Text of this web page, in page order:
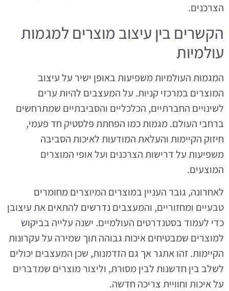
הצרכנים.
הקשרים בין עיצוב מוצרים למגמות
עולמיות
המגמות העולמיות משפיעות באופן ישיר על עיצוב
המוצרים במרכזי קניות. על המעצבים להיות ערים
לשינויים החברתיים, הכלכליים והסביבתיים שמתרחשים
ברחבי העולם. מגמות כמו הפחתת פלסטיק חד פעמי,
חיזוק הקיימות והעלאת המודעות לאיכות הסביבה
משפיעות על דרישות הצרכנים ועל אופי המוצרים
המוצעים.
לאחרונה, גובר העניין במוצרים המיוצרים מחומרים
טבעיים ומחזוריים, והמעצבים נדרשים להתאים את עיצובן
כדי לעמוד בסטנדרטים העולמיים. ישנה עלייה בביקוש
למוצרים שמבטיחים איכות גבוהה תוך שמירה על עקרונות
הקיימות. זהו אתגר אך גם הזדמנות, שכן המעצבים יכולים
לשלב בין חדשנות לבין מסורת, וליצור מוצרים שמדברים
על איכות וחוויית צריכה חדשה.